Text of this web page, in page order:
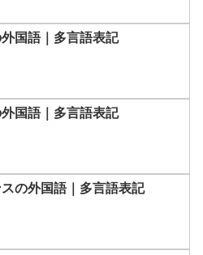
国語｜多言語表記
国語｜多言語表記
の外国語｜多言語表記